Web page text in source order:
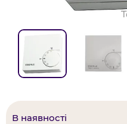
В наявності